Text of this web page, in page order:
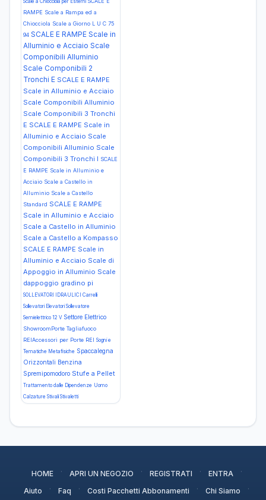
Scale a Chiocciola per Esterni
RAMPE Scale a Rampa ed a
Chiocciola Scale a Giorno L U C 75
94 SCALE E RAMPE Scale in
Alluminio e Acciaio Scale
Componibili Alluminio
Scale Componibili 2
Tronchi E SCALE E RAMPE
Scale in Alluminio e Acciaio
Scale Componibili Alluminio
Scale Componibili 3 Tronchi
E SCALE E RAMPE Scale in
Alluminio e Acciaio Scale
Componibili Alluminio Scale
Componibili 3 Tronchi I SCALE
E RAMPE Scale in Alluminio e
Acciaio Scale a Castello in
Alluminio Scale a Castello
Standard SCALE E RAMPE
Scale in Alluminio e Acciaio
Scale a Castello in Alluminio
Scale a Castello a Kompasso
SCALE E RAMPE Scale in
Alluminio e Acciaio Scale di
Appoggio in Alluminio Scale
dappoggio gradino pi
SOLLEVATORI IDRAULICI Carrelli
Sollevatori Elevatori Sollevatore
Semielettrico 12 V Settore Elettrico
ShowroomPorte Tagliafuoco
REIAccessori per Porte REI Sogni e
Tematiche Metafisiche Spaccalegna
Orizzontali Benzina
Spremipomodoro Stufe a Pellet
Trattamento dalle Dipendenze Uomo
Calzature Stivali Stivaletti
HOME · APRI UN NEGOZIO · REGISTRATI · ENTRA ·
Aiuto · Faq · Costi Pacchetti Abbonamenti · Chi Siamo ·